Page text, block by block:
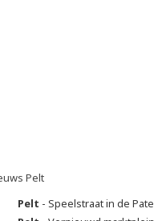
Pelt
Pelt - Speelstraat in de